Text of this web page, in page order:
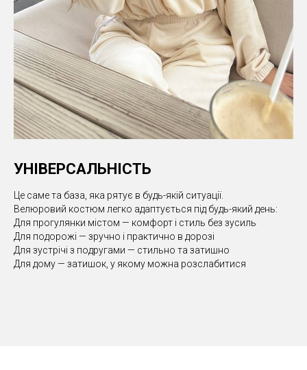
УНІВЕРСАЛЬНІСТЬ
Це саме та база, яка рятує в будь-якій ситуації.
Велюровий костюм легко адаптується під будь-який день:
Для прогулянки містом — комфорт і стиль без зусиль
Для подорожі — зручно і практично в дорозі
Для зустрічі з подругами — стильно та затишно
Для дому — затишок, у якому можна розслабитися